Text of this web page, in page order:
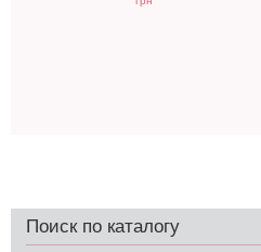
Поиск по каталогу